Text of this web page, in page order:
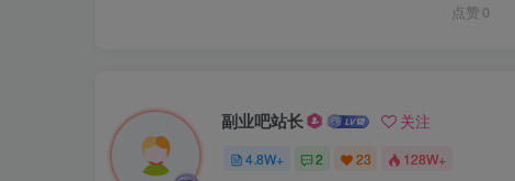
点赞 0
副业吧站长 关注
4.8W+ 2 23 128W+